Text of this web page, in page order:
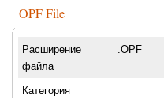
OPF File
Расширение
файла
.OPF
Категория